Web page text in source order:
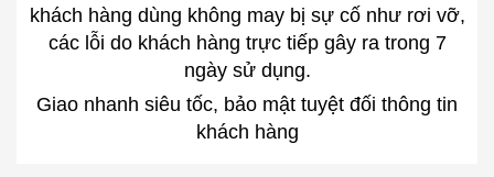
khách hàng dùng không may bị sự cố như rơi vỡ,
các lỗi do khách hàng trực tiếp gây ra trong 7
ngày sử dụng.
Giao nhanh siêu tốc, bảo mật tuyệt đối thông tin
khách hàng